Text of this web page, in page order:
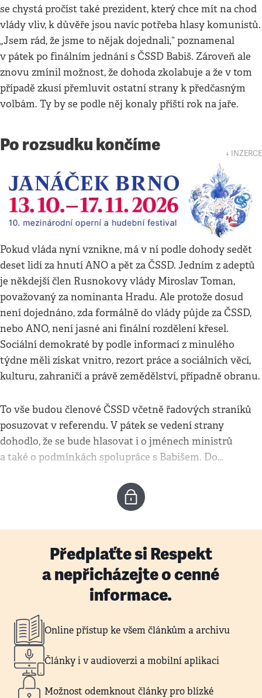
se chystá pročíst také prezident, který chce mít na chod
vlády vliv, k důvěře jsou navíc potřeba hlasy komunistů.
„Jsem rád, že jsme to nějak dojednali,“ poznamenal
v pátek po finálním jednání s ČSSD Babiš. Zároveň ale
znovu zmínil možnost, že dohoda zkolabuje a že v tom
případě zkusí přemluvit ostatní strany k předčasným
volbám. Ty by se podle něj konaly příští rok na jaře.
Po rozsudku končíme ↓ INZERCE
Pokud vláda nyní vznikne, má v ní podle dohody sedět
deset lidí za hnutí ANO a pět za ČSSD. Jedním z adeptů
je někdejší člen Rusnokovy vlády Miroslav Toman,
považovaný za nominanta Hradu. Ale protože dosud
není dojednáno, zda formálně do vlády půjde za ČSSD,
nebo ANO, není jasné ani finální rozdělení křesel.
Sociální demokraté by podle informací z minulého
týdne měli získat vnitro, rezort práce a sociálních věcí,
kulturu, zahraničí a právě zemědělství, případně obranu.
To vše budou členové ČSSD včetně řadových straníků
posuzovat v referendu. V pátek se vedení strany
dohodlo, že se bude hlasovat i o jménech ministrů
a také o podmínkách spolupráce s Babišem. Do…
Předplaťte si Respekt
a nepřicházejte o cenné
informace.
Online přístup ke všem článkům a archivu
Články i v audioverzi a mobilní aplikaci
Možnost odemknout články pro blízké